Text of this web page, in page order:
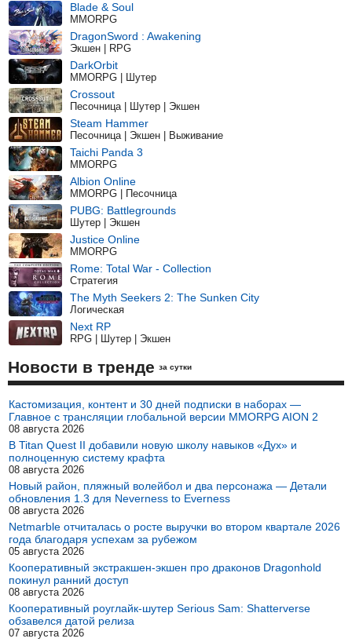
Blade & Soul
MMORPG
DragonSword : Awakening
Экшен | RPG
DarkOrbit
MMORPG | Шутер
Crossout
Песочница | Шутер | Экшен
Steam Hammer
Песочница | Экшен | Выживание
Taichi Panda 3
MMORPG
Albion Online
MMORPG | Песочница
PUBG: Battlegrounds
Шутер | Экшен
Justice Online
MMORPG
Rome: Total War - Collection
Стратегия
The Myth Seekers 2: The Sunken City
Логическая
Next RP
RPG | Шутер | Экшен
Новости в тренде за сутки
Кастомизация, контент и 30 дней подписки в наборах —
Главное с трансляции глобальной версии MMORPG AION 2
08 августа 2026
В Titan Quest II добавили новую школу навыков «Дух» и
полноценную систему крафта
08 августа 2026
Новый район, пляжный волейбол и два персонажа — Детали
обновления 1.3 для Neverness to Everness
08 августа 2026
Netmarble отчиталась о росте выручки во втором квартале 2026
года благодаря успехам за рубежом
05 августа 2026
Кооперативный экстракшен-экшен про драконов Dragonhold
покинул ранний доступ
08 августа 2026
Кооперативный роуглайк-шутер Serious Sam: Shatterverse
обзавелся датой релиза
07 августа 2026